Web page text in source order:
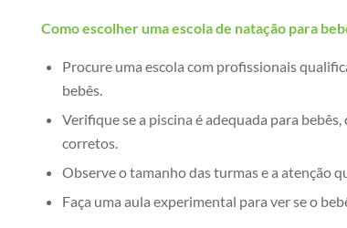
Como escolher uma escola de natação para
Procure uma escola com profissionais
bebês.
Verifique se a piscina é adequada para
corretos.
Observe o tamanho das turmas e a atenção
Faça uma aula experimental para ver se o